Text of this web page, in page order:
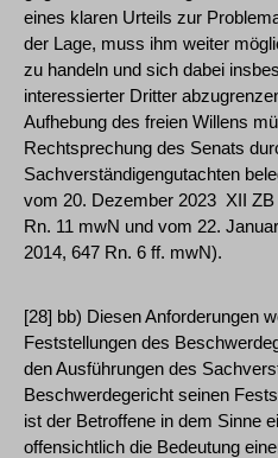
eines klaren Urteils zur
der Lage, muss ihm weiter
zu handeln und sich dabei
interessierter Dritter
Aufhebung des freien Willens
Rechtsprechung des Senats
Sachverständigengutachten
vom 20. Dezember 2023 ­ XII
Rn. 11 mwN und vom 22.
2014, 647 Rn. 6 ff. mwN).
[28] bb) Diesen Anforderungen
Feststellungen des
den Ausführungen des
Beschwerdegericht seinen
ist der Betroffene in dem Sinne
offensichtlich die Bedeutung